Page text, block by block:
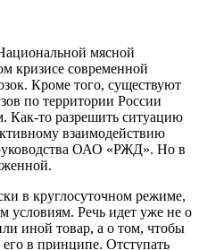
мясной
кризисе современной
Кроме того, существуют
по террито­рии России
Как-то разрешить ситуацию
взаимодействию
ОАО «РЖД». Но в
в круглосу­точном режиме,
условиям. Речь идет уже не о
иной товар, а о том, чтобы
в принципе. Отступать